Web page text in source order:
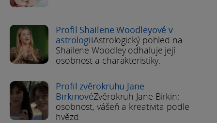
Profil Shailene Woodleyové v
astrologiiAstrologický pohled na
Shailene Woodley odhaluje její
osobnost a charakteristiky.
Profil zvěrokruhu Jane
BirkinovéZvěrokruh Jane Birkin:
osobnost, vášeň a kreativita podle
hvězd.